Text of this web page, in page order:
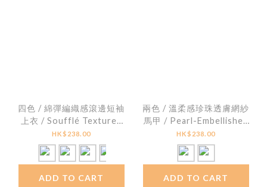
四色 / 綿彈編織感滾邊短袖
上衣 / Soufflé Textured
Lettuce-Edge Top
HK$238.00
ADD TO CART
兩色 / 溫柔感珍珠透膚網紗
馬甲 / Pearl-Embellished
Tulle Cami Top
HK$238.00
ADD TO CART